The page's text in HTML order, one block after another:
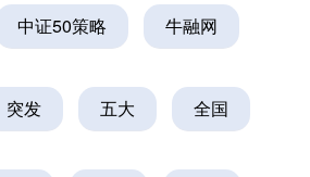
中证50策略 牛融网
突发 五大 全国